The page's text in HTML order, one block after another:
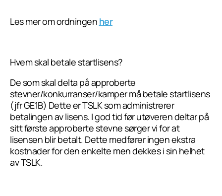
Les mer om ordningen her
Hvem skal betale startlisens?
De som skal delta på approberte
stevner/konkurranser/kamper må betale startlisens
(jfr GE1B) Dette er TSLK som administrerer
betalingen av lisens. I god tid før utøveren deltar på
sitt første approberte stevne sørger vi for at
lisensen blir betalt. Dette medfører ingen ekstra
kostnader for den enkelte men dekkes i sin helhet
av TSLK.